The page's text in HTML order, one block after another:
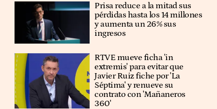
Prisa reduce a la mitad sus
pérdidas hasta los 14 millones
y aumenta un 26% sus
ingresos
RTVE mueve ficha 'in
extremis' para evitar que
Javier Ruiz fiche por 'La
Séptima' y renueve su
contrato con 'Mañaneros
360'